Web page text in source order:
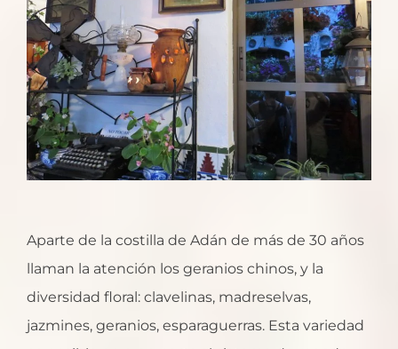
Aparte de la costilla de Adán de más de 30 años
llaman la atención los geranios chinos, y la
diversidad floral: clavelinas, madreselvas,
jazmines, geranios, esparaguerras. Esta variedad